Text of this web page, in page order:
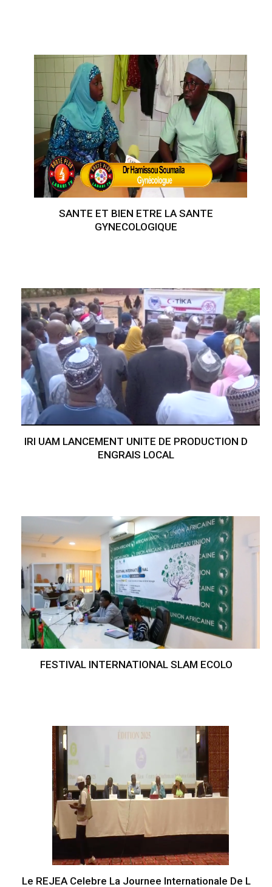
SANTE ET BIEN ETRE LA SANTE
GYNECOLOGIQUE
IRI UAM LANCEMENT UNITE DE PRODUCTION D
ENGRAIS LOCAL
FESTIVAL INTERNATIONAL SLAM ECOLO
Le REJEA Celebre La Journee Internationale De L